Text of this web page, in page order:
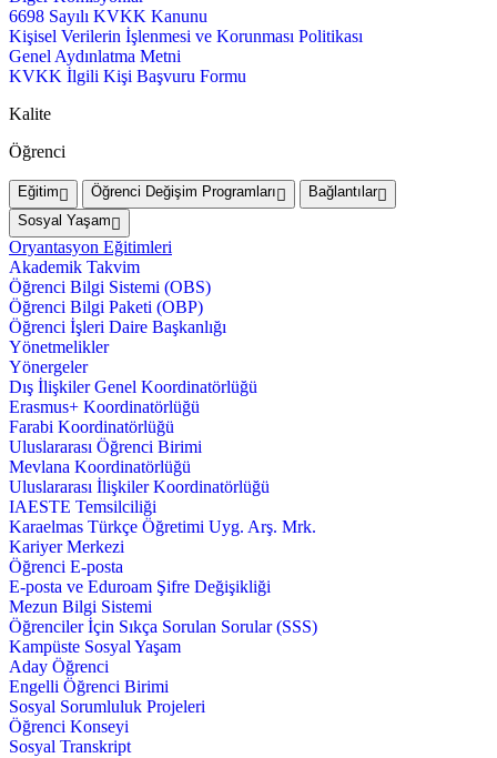
6698 Sayılı KVKK Kanunu
Kişisel Verilerin İşlenmesi ve Korunması Politikası
Genel Aydınlatma Metni
KVKK İlgili Kişi Başvuru Formu
Kalite
Öğrenci
Eğitim Öğrenci Değişim Programları
Bağlantılar
Sosyal Yaşam
Oryantasyon Eğitimleri
Akademik Takvim
Öğrenci Bilgi Sistemi (OBS)
Öğrenci Bilgi Paketi (OBP)
Öğrenci İşleri Daire Başkanlığı
Yönetmelikler
Yönergeler
Dış İlişkiler Genel Koordinatörlüğü
Erasmus+ Koordinatörlüğü
Farabi Koordinatörlüğü
Uluslararası Öğrenci Birimi
Mevlana Koordinatörlüğü
Uluslararası İlişkiler Koordinatörlüğü
IAESTE Temsilciliği
Karaelmas Türkçe Öğretimi Uyg. Arş. Mrk.
Kariyer Merkezi
Öğrenci E-posta
E-posta ve Eduroam Şifre Değişikliği
Mezun Bilgi Sistemi
Öğrenciler İçin Sıkça Sorulan Sorular (SSS)
Kampüste Sosyal Yaşam
Aday Öğrenci
Engelli Öğrenci Birimi
Sosyal Sorumluluk Projeleri
Öğrenci Konseyi
Sosyal Transkript